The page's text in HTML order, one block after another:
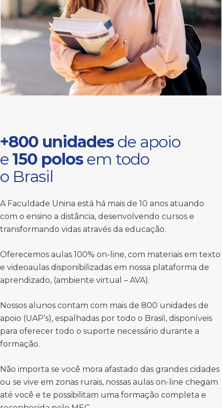
+800 unidades de apoio
e150 polos em todo
o Brasil
A Faculdade Unina está há mais de 10 anos atuando
com o ensino a distância, desenvolvendo cursos e
transformando vidas através da educação.
Oferecemos aulas 100% on-line, com materiais em texto
e videoaulas disponibilizadas em nossa plataforma de
aprendizado, (ambiente virtual – AVA).
Nossos alunos contam com mais de 800 unidades de
apoio (UAP’s), espalhadas por todo o Brasil, disponíveis
para oferecer todo o suporte necessário durante a
formação.
Não importa se você mora afastado das grandes cidades
ou se vive em zonas rurais, nossas aulas on-line chegam
até você e te possibilitam uma formação completa e